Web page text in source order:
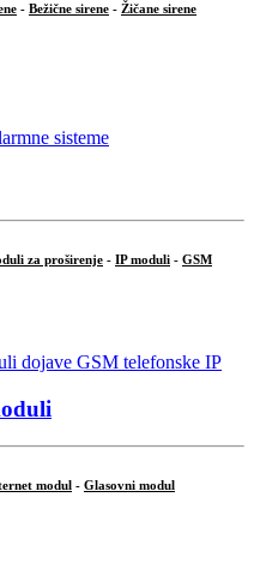
- Bežične sirene - Žičane sirene
za proširenje - IP moduli - GSM
modul - Glasovni modul